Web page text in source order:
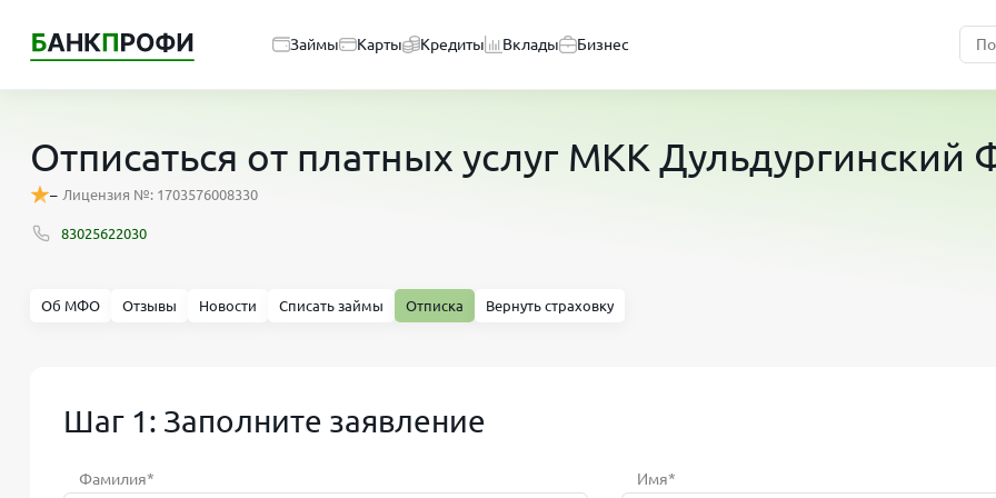
Займы Карты Кредиты Вклады Бизнес
Отписаться от платных услуг МКК
– Лицензия №: 1703576008330
83025622030
Об МФО Отзывы Новости Списать займы Отписка Вернуть страховку
Шаг 1: Заполните заявление
Фамилия* Имя*